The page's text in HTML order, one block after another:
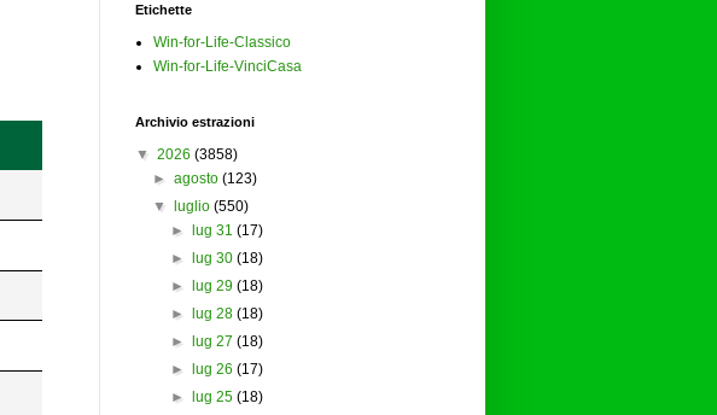
Etichette
Win-for-Life-Classico
Win-for-Life-VinciCasa
Archivio estrazioni
▼ 2026 (3858)
►agosto (123)
▼
luglio (550)
►
lug 31 (17)
►
lug 30 (18)
►
lug 29 (18)
►
lug 28 (18)
►
lug 27 (18)
►
lug 26 (17)
►
lug 25 (18)